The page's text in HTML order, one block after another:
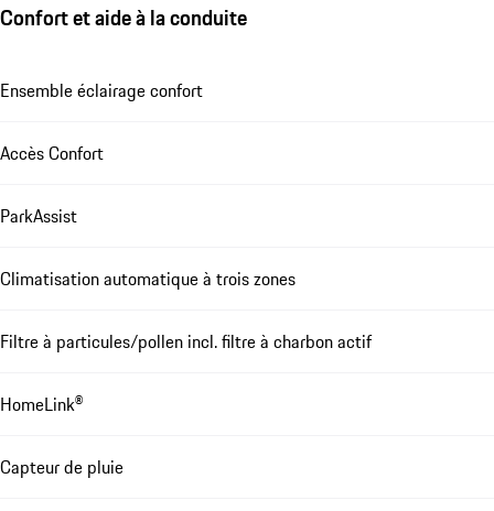
Confort et aide à la conduite
Ensemble éclairage confort
Accès Confort
ParkAssist
Climatisation automatique à trois zones
Filtre à particules/pollen incl. filtre à charbon actif
HomeLink®
Capteur de pluie